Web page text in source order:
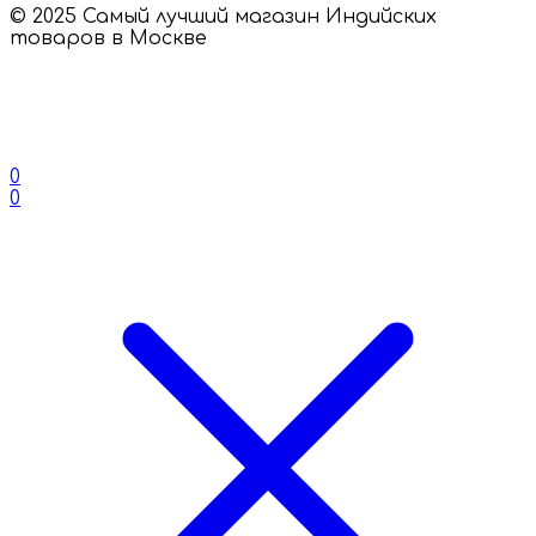
© 2025 Самый лучший магазин Индийских
товаров в Москве
0
0